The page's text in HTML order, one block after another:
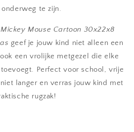
te zijn.
Mouse Cartoon 30x22x8
geef je jouw kind niet alleen een
een vrolijke metgezel die elke
Perfect voor school, vrije
langer en verras jouw kind met
rugzak!